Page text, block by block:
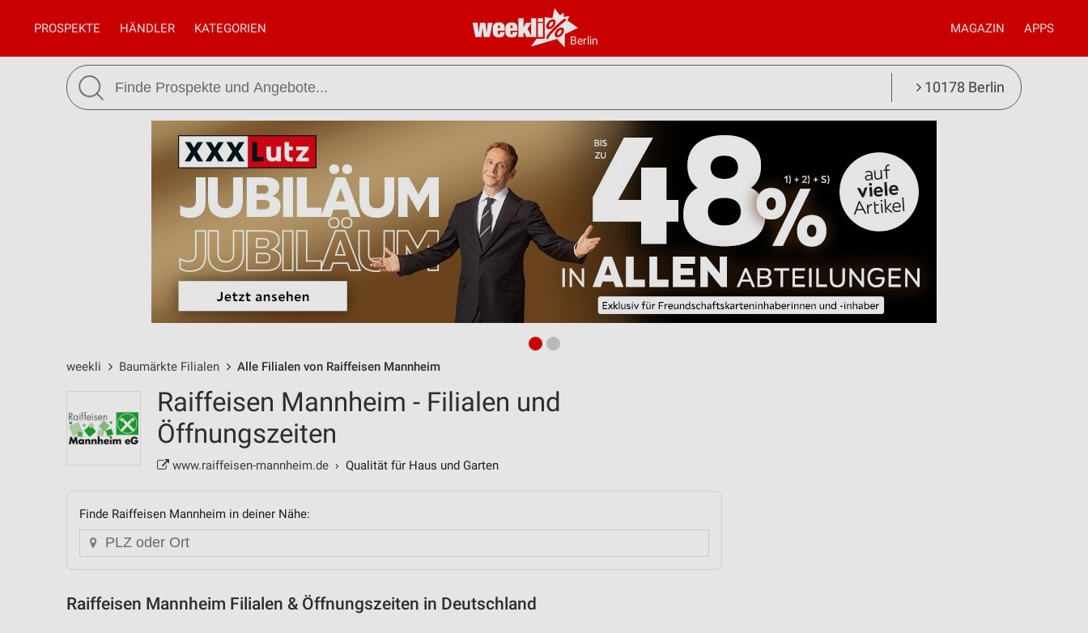
Berlin
PROSPEKTE HÄNDLER KATEGORIEN MAGAZIN APPS
10178 Berlin
weekli Baumärkte Filialen Alle Filialen von Raiffeisen Mannheim
Raiffeisen Mannheim - Filialen und
Öffnungszeiten
www.raiffeisen-mannheim.de › Qualität für Haus und Garten
Finde Raiffeisen Mannheim in deiner Nähe:
Raiffeisen Mannheim Filialen & Öffnungszeiten in Deutschland